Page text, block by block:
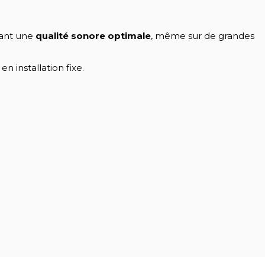
une qualité sonore optimale, même sur de grandes
installation fixe.